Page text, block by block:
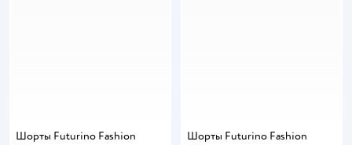
Шорты Futurino Fashion
Шорты Futurino Fashion